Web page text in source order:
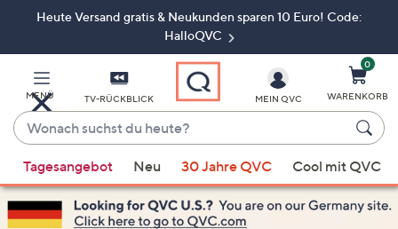
ZumHeute Versand gratis & Neukunden sparen 10 Euro! Code:
HalloQVC
MENÜ TV-RÜCKBLICK
Wonach
suchst
du
heute?
Vorschläge
verfügbar
sind,
MEIN QVC
0
WARENKORB
Tagesangebot Neu 30 Jahre QVC Cool mit QVC